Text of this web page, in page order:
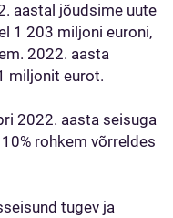
aastal jõudsime uute
1 203 miljoni euroni,
2022. aasta
miljonit eurot.
2022. aasta seisuga
rohkem võrreldes
tugev ja